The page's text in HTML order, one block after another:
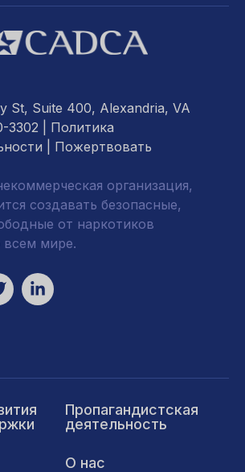
St, Suite 400, Alexandria, VA
3302 | Политика
Пожертвовать
организация,
создавать безопасные,
от наркотиков
всем мире.
Пропагандистская
деятельность
О нас